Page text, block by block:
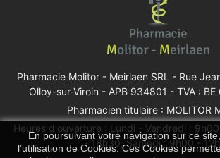
En poursuivant votre navigation sur ce
l’utilisation de Cookies. Ces Cookies
Pharmacie Molitor - Meirlaen SRL - Rue
Olloy-sur-Viroin - APB 934801 - TVA :
Pharmacien titulaire : MOLITOR
Heures d'ouverture : Lundi - Vendredi :
- 18h30, Samedi : 9h00 -